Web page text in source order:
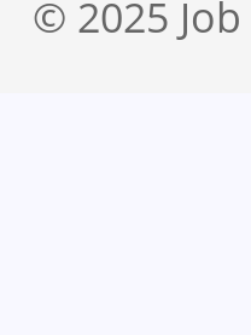
© 2025